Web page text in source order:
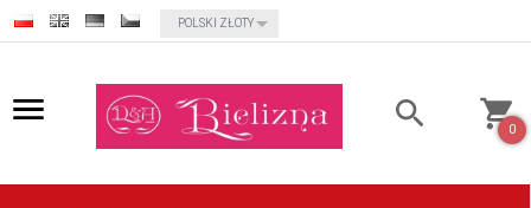
currency_h
POLSKI ZŁOTY
0